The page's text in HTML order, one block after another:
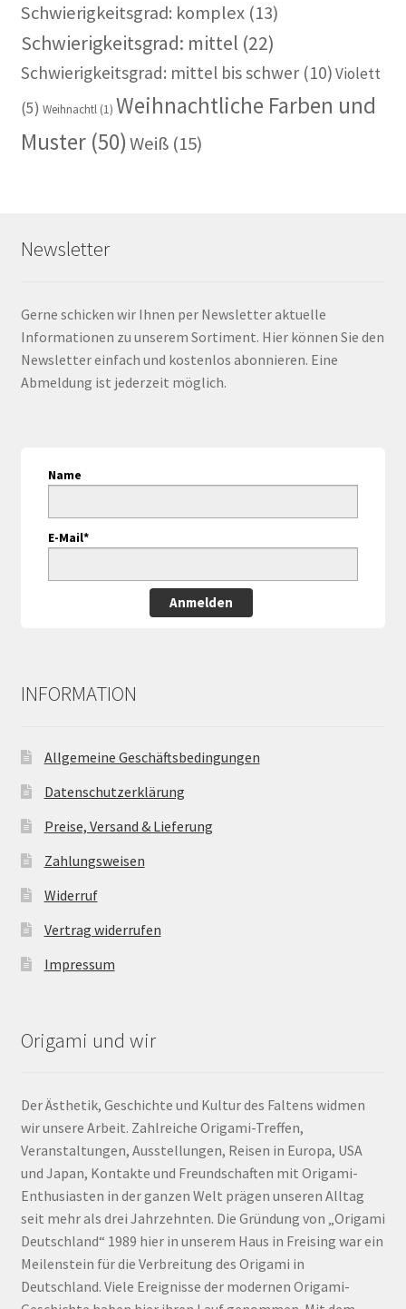
Schwierigkeitsgrad: komplex(13)
Schwierigkeitsgrad: mittel (22)
Schwierigkeitsgrad: mittel bis schwer(10)Violett
(5) Weihnachtl(1) Weihnachtliche Farben und
Muster(50)Weiß(15)
Newsletter
Gerne schicken wir Ihnen per Newsletter aktuelle
Informationen zu unserem Sortiment. Hier können Sie den
Newsletter einfach und kostenlos abonnieren. Eine
Abmeldung ist jederzeit möglich.
Name
E-Mail*
Anmelden
INFORMATION
Allgemeine Geschäftsbedingungen
Datenschutzerklärung
Preise, Versand & Lieferung
Zahlungsweisen
Widerruf
Vertrag widerrufen
Impressum
Origami und wir
Der Ästhetik, Geschichte und Kultur des Faltens widmen
wir unsere Arbeit. Zahlreiche Origami-Treffen,
Veranstaltungen, Ausstellungen, Reisen in Europa, USA
und Japan, Kontakte und Freundschaften mit Origami-
Enthusiasten in der ganzen Welt prägen unseren Alltag
seit mehr als drei Jahrzehnten. Die Gründung von „Origami
Deutschland“ 1989 hier in unserem Haus in Freising war ein
Meilenstein für die Verbreitung des Origami in
Deutschland. Viele Ereignisse der modernen Origami-